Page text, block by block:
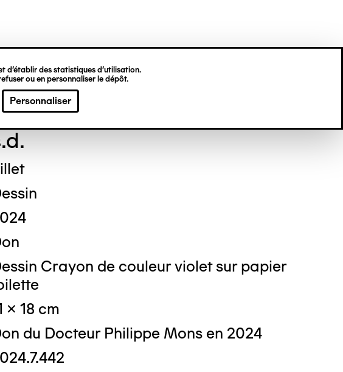
d’établir des statistiques d’utilisation.
ou en personnaliser le dépôt.
Personnaliser HU
Crayon de couleur violet sur papier
x 18 cm
du Docteur Philippe Mons en 2024